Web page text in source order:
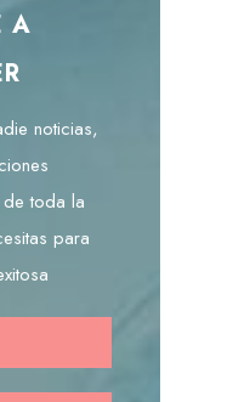
A
noticias,
toda la
para